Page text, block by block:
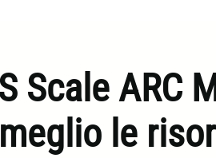
Scale ARC
le